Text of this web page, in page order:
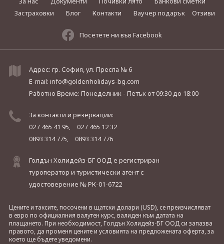
Застраховки
Блог Контакти Ваучер подарък Отзиви
Посетете ни във Facebook
Адрес: гр. София, ул. Преспа № 6
E-mail: info@goldenholidays-bg.com
Работно Време: Понеделник - Петъкот 09:30 до 18:00
За контакти и резервации:
02 / 465 41 95,
02 / 465 12 32
0893 314 775,
0893 314 776
Голдън Холидейз-БГ ООД е регистриран
туроператор и туристически агент с
удостоверение № РК-01-6722
Цените и таксите, посочени в щатски долари (USD), се преизчисляват
в евро по официалния валутен курс, валиден към датата на
плащането. При необходимост, Голдън Холидейз-БГ ООД си запазва
правото, да променя цените и условията на предложената оферта, за
което ще бъдете уведомени.